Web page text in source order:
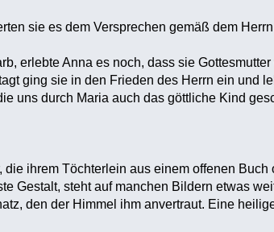
sie es dem Versprechen gemäß dem
erlebte Anna es noch, dass sie Gottesmutter
ging sie in den Frieden des Herrn ein und
uns durch Maria auch das göttliche Kind
ihrem Töchterlein aus einem offenen Buch
Gestalt, steht auf manchen Bildern etwas
den der Himmel ihm anvertraut. Eine